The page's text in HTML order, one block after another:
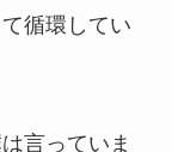
循環してい
言っていま